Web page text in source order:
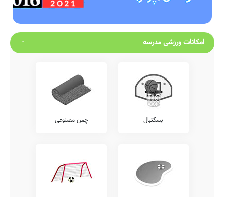
امکانات ورزشی مدرسه
بسکتبال چمن مصنوعی